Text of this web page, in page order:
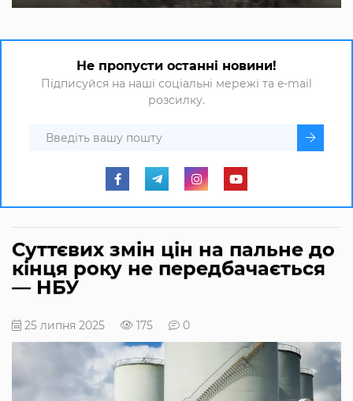
Не пропусти останні новини!
Підписуйся на наші соціальні мережі та e-mail
розсилку.
Суттєвих змін цін на пальне до
кінця року не передбачається
— НБУ
25 липня 2025 175 0